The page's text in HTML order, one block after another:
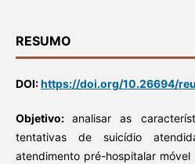
RESUMO
DOI:https://doi.org/10.26694/
Objetivo:analisar as
tentativas de suicídio
atendimento pré-hospitalar